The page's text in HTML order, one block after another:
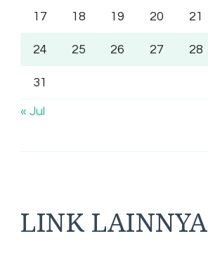
17 18 19 20 21
24 25 26 27 28
31
« Jul
LINK LAINNYA